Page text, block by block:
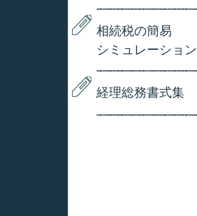
相続税の簡易
シミュレーション
経理総務書式集